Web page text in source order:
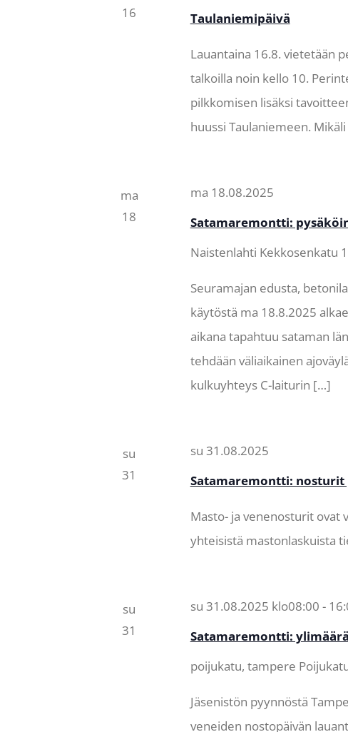
16
Taulaniemipäivä
Lauantaina 16.8. vietetään
talkoilla noin kello 10.
pilkkomisen lisäksi
huussi Taulaniemeen.
ma
18
ma 18.08.2025
Satamaremontti:
Naistenlahti Kekkosenkatu
Seuramajan edusta,
käytöstä ma 18.8.2025
aikana tapahtuu sataman
tehdään väliaikainen
kulkuyhteys C-laiturin […]
su
31
su 31.08.2025
Satamaremontti:
Masto- ja venenosturit ovat
yhteisistä mastonlaskuista
su
31
su 31.08.2025 klo08:00 -
Satamaremontti:
poijukatu, tampere
Jäsenistön pyynnöstä
veneiden nostopäivän